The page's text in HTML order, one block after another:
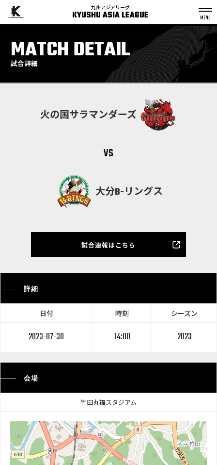
九州アジアリーグ
KYUSHU ASIA LEAGUE
MATCH DETAIL
試合詳細
火の国サラマンダーズ
vs
大分B-リングス
試合速報はこちら
詳細
日付 時刻 シーズン
2023-07-30 14:00 2023
会場
竹田丸福スタジアム